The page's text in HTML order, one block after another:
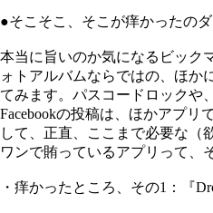
●そこそこ、そこが痒かったの
本当に旨いのか気になるビック
ォトアルバムならではの、ほか
てみます。パスコードロックや
Facebookの投稿は、ほかアプリ
して、正直、ここまで必要な（
ワンで賄っているアプリって、
・痒かったところ、その1：『